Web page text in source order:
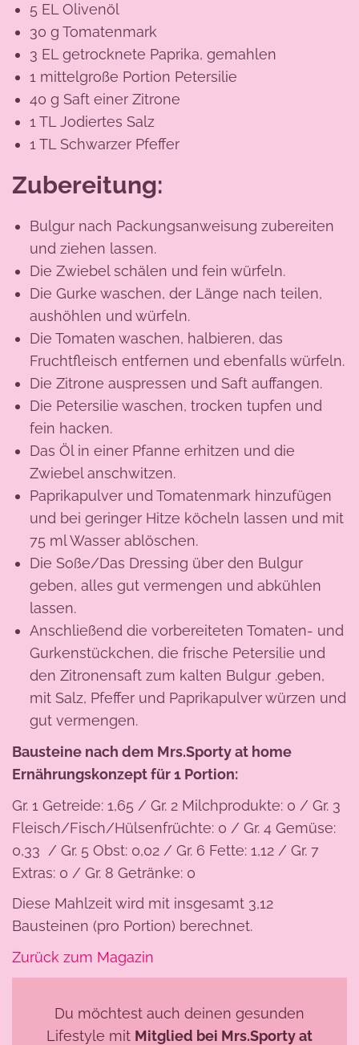
5 EL Olivenöl
30 g Tomatenmark
3 EL getrocknete Paprika, gemahlen
1 mittelgroße Portion Petersilie
40 g Saft einer Zitrone
1 TL Jodiertes Salz
1 TL Schwarzer Pfeffer
Zubereitung:
Bulgur nach Packungsanweisung zubereiten
und ziehen lassen.
Die Zwiebel schälen und fein würfeln.
Die Gurke waschen, der Länge nach teilen,
aushöhlen und würfeln.
Die Tomaten waschen, halbieren, das
Fruchtfleisch entfernen und ebenfalls würfeln.
Die Zitrone auspressen und Saft auffangen.
Die Petersilie waschen, trocken tupfen und
fein hacken.
Das Öl in einer Pfanne erhitzen und die
Zwiebel anschwitzen.
Paprikapulver und Tomatenmark hinzufügen
und bei geringer Hitze köcheln lassen und mit
75 ml Wasser ablöschen.
Die Soße/Das Dressing über den Bulgur
geben, alles gut vermengen und abkühlen
lassen.
Anschließend die vorbereiteten Tomaten- und
Gurkenstückchen, die frische Petersilie und
den Zitronensaft zum kalten Bulgur .geben,
mit Salz, Pfeffer und Paprikapulver würzen und
gut vermengen.
Bausteine nach dem Mrs.Sporty at home
Ernährungskonzept für 1 Portion:
Gr. 1 Getreide: 1,65 / Gr. 2 Milchprodukte: 0 / Gr. 3
Fleisch/Fisch/Hülsenfrüchte: 0 / Gr. 4 Gemüse:
0,33 / Gr. 5 Obst: 0,02 / Gr. 6 Fette: 1,12 / Gr. 7
Extras: 0 / Gr. 8 Getränke: 0
Diese Mahlzeit wird mit insgesamt 3,12
Bausteinen (pro Portion) berechnet.
Zurück zum Magazin
Du möchtest auch deinen gesunden
Lifestyle mit Mitglied bei Mrs.Sporty at